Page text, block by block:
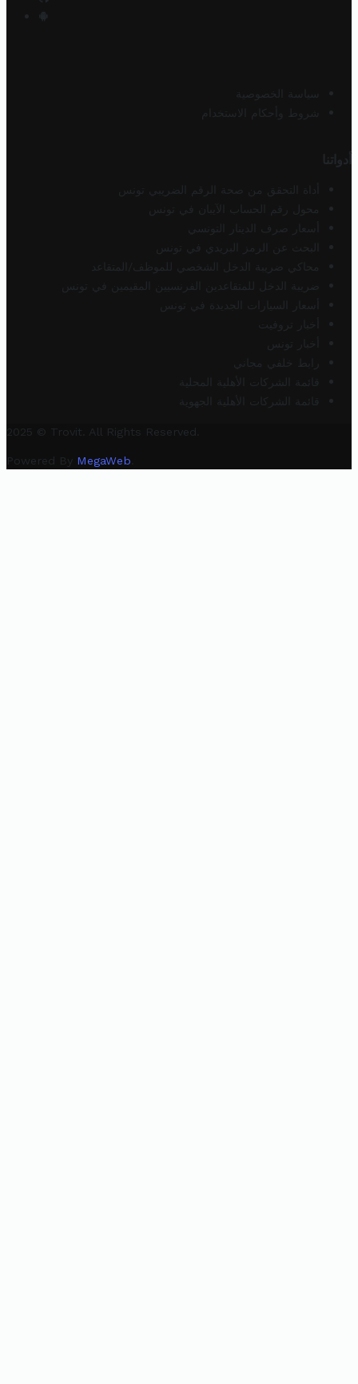
سياسة الخصوصية
شروط وأحكام الاستخدام
أدواتنا
أداة التحقق من صحة الرقم الضريبي تونس
محول رقم الحساب الآيبان في تونس
أسعار صرف الدينار التونسي
البحث عن الرمز البريدي في تونس
محاكي ضريبة الدخل الشخصي للموظف/المتقاعد
ضريبة الدخل للمتقاعدين الفرنسيين المقيمين في تونس
أسعار السيارات الجديدة في تونس
أخبار تروفيت
أخبار تونس
رابط خلفي مجاني
قائمة الشركات الأهلية المحلية
قائمة الشركات الأهلية الجهوية
2025 © Trovit. All Rights Reserved.
Powered By MegaWeb